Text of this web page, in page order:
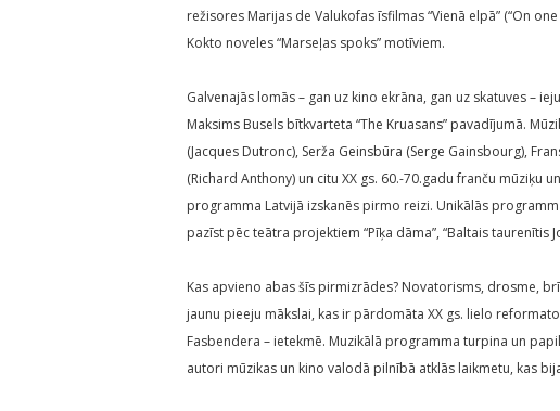
režisores Marijas de Valukofas īsfilmas “Vienā elpā” (“On
Kokto noveles “Marseļas spoks” motīviem.
Galvenajās lomās – gan uz kino ekrāna, gan uz skatuves –
Maksims Busels bītkvarteta “The Kruasans” pavadījumā.
(Jacques Dutronc), Serža Geinsbūra (Serge Gainsbourg),
(Richard Anthony) un citu XX gs. 60.-70.gadu franču mūziķu
programma Latvijā izskanēs pirmo reizi. Unikālās
pazīst pēc teātra projektiem “Pīķa dāma”, “Baltais taurenītis
Kas apvieno abas šīs pirmizrādes? Novatorisms, drosme,
jaunu pieeju mākslai, kas ir pārdomāta XX gs. lielo
Fasbendera – ietekmē. Muzikālā programma turpina un
autori mūzikas un kino valodā pilnībā atklās laikmetu, kas